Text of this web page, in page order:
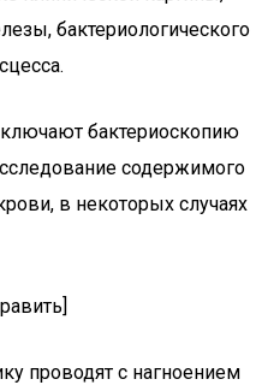
бактериологического
бактериоскопию
содержимого
в некоторых случаях
проводят с нагноением